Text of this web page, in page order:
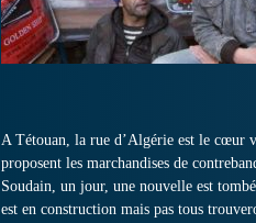
A Tétouan, la rue d’Algérie est le cœur
proposent les marchandises de
Soudain, un jour, une nouvelle est
est en construction mais pas tous